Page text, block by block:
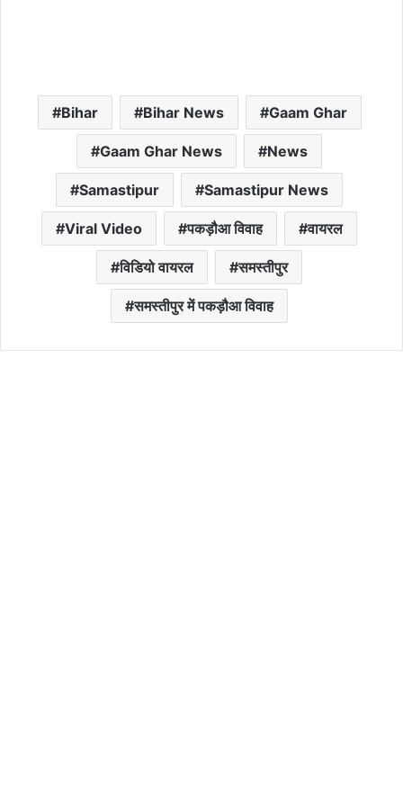
Bihar Bihar News Gaam Ghar
Gaam Ghar News News
Samastipur Samastipur News
Viral Video पकड़ौआ विवाह वायरल
विडियो वायरल समस्तीपुर
समस्तीपुर में पकड़ौआ विवाह